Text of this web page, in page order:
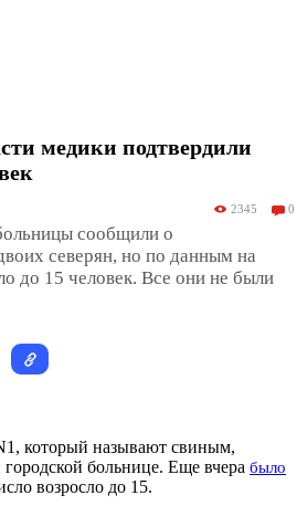
медики подтвердили
2345 0
сообщили о
северян, но по данным на
до 15 человек. Все они не были
который называют свиным,
больнице. Еще вчера было
возросло до 15.